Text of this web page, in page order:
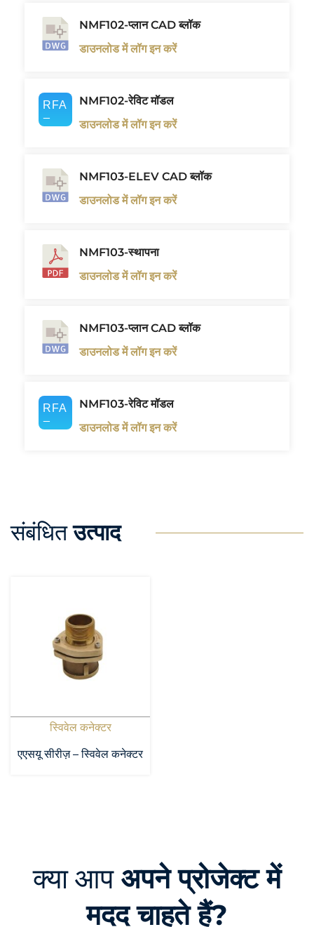
NMF102-प्लान CAD ब्लॉक
डाउनलोड में लॉग इन करें
NMF102-रेविट मॉडल
डाउनलोड में लॉग इन करें
NMF103-ELEV CAD ब्लॉक
डाउनलोड में लॉग इन करें
NMF103-स्थापना
डाउनलोड में लॉग इन करें
NMF103-प्लान CAD ब्लॉक
डाउनलोड में लॉग इन करें
NMF103-रेविट मॉडल
डाउनलोड में लॉग इन करें
संबंधितउत्पाद
स्विवेल कनेक्टर
एएसयू सीरीज़ – स्विवेल कनेक्टर
क्या आप अपने प्रोजेक्ट में
मदद चाहते हैं?